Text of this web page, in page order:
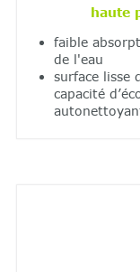
haute
faible
de l'eau
surface lisse
capacité